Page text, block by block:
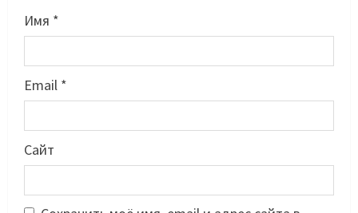
Имя *
Email *
Сайт
Махмұд пен Сәкен: Азия
Басты жаңалық Күрес